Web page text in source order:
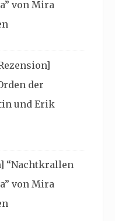
von Mira
der
und Erik
“Nachtkrallen
von Mira